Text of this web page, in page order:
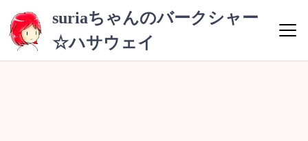
テ
suriaちゃんのバークシャー
☆ハサウェイ